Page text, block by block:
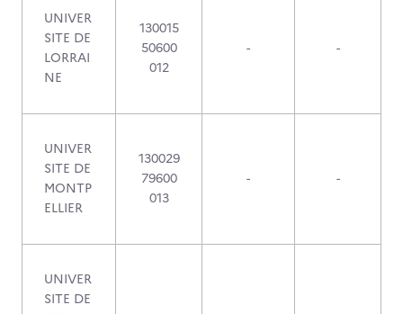
UNIVER
SITE DE
LORRAI
NE
130015
50600
012
- -
UNIVER
SITE DE
MONTP
ELLIER
130029
79600
013
- -
UNIVER
SITE DE